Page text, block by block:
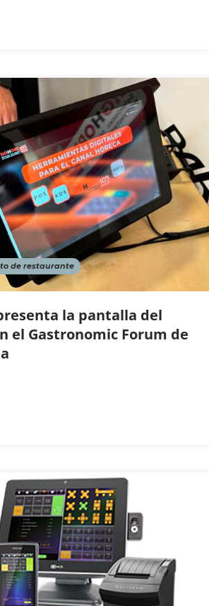
de restaurante
la pantalla del
el Gastronomic Forum de